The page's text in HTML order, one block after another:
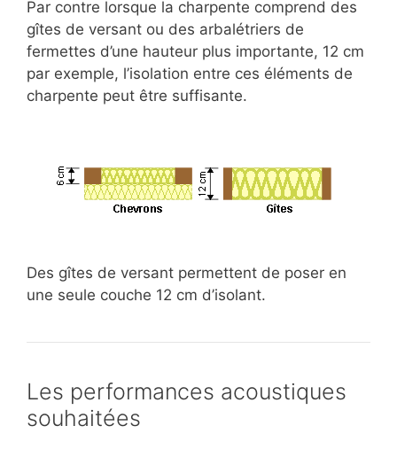
Par contre lorsque la charpente comprend des
gîtes de versant ou des arbalétriers de
fermettes d’une hauteur plus importante, 12 cm
par exemple, l’isolation entre ces éléments de
charpente peut être suffisante.
Des gîtes de versant permettent de poser en
une seule couche 12 cm d’isolant.
Les performances acoustiques
souhaitées